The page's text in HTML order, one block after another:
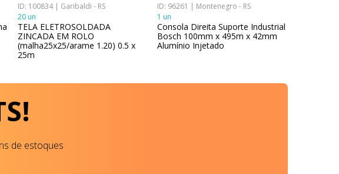
ID: 100834 | Garibaldi - RS
20 un
TELA ELETROSOLDADA
ZINCADA EM ROLO
(malha25x25/arame 1.20) 0.5 x
25m
ID: 96261 | Montenegro - RS
1 un
Consola Direita Suporte Industrial
Bosch 100mm x 495m x 42mm
Alumínio Injetado
de estoques